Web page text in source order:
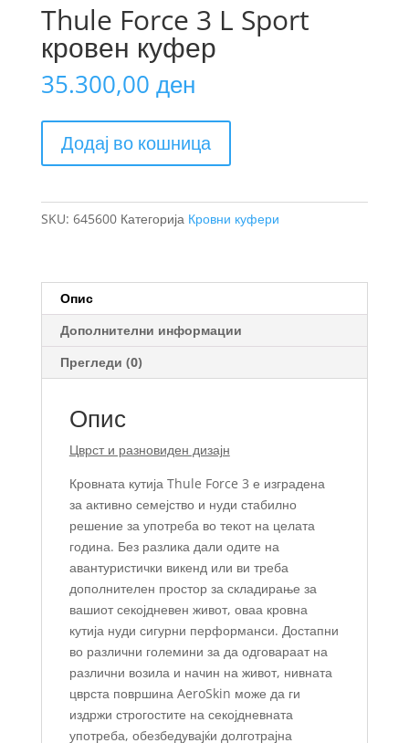
Thule Force 3 L Sport
кровен куфер
35.300,00 ден
Force
Sport
Додај во кошница
SKU: 645600 Категорија Кровни куфери
Опис
Дополнителни информации
Прегледи (0)
Опис
Цврст и разновиден дизајн
Кровната кутија Thule Force 3 е изградена
за активно семејство и нуди стабилно
решение за употреба во текот на целата
година. Без разлика дали одите на
авантуристички викенд или ви треба
дополнителен простор за складирање за
вашиот секојдневен живот, оваа кровна
кутија нуди сигурни перформанси. Достапни
во различни големини за да одговараат на
различни возила и начин на живот, нивната
цврста површина AeroSkin може да ги
издржи строгостите на секојдневната
употреба, обезбедувајќи долготрајна